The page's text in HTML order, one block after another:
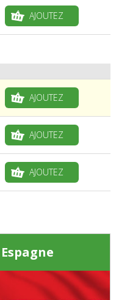
AJOUTEZ
AJOUTEZ
AJOUTEZ
AJOUTEZ